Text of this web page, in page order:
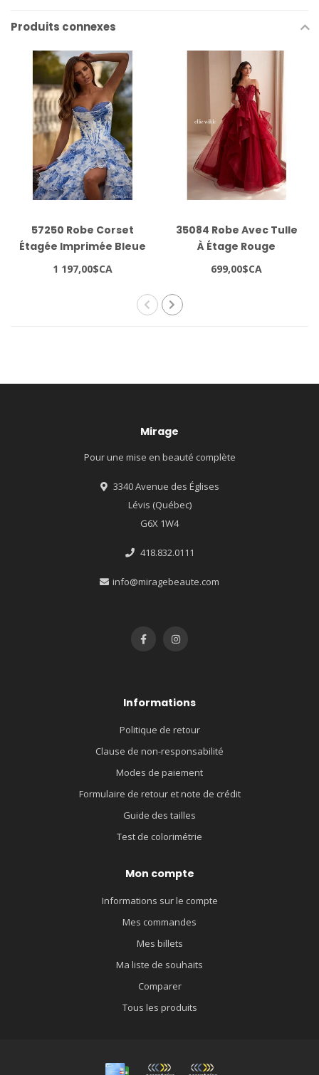
Produits connexes
57250 Robe Corset
Étagée Imprimée Bleue
1 197,00$CA
35084 Robe Avec Tulle
À Étage Rouge
699,00$CA
Mirage
Pour une mise en beauté complète
3340 Avenue des Églises
Lévis (Québec)
G6X 1W4
418.832.0111
info@miragebeaute.com
Informations
Politique de retour
Clause de non-responsabilité
Modes de paiement
Formulaire de retour et note de crédit
Guide des tailles
Test de colorimétrie
Mon compte
Informations sur le compte
Mes commandes
Mes billets
Ma liste de souhaits
Comparer
Tous les produits